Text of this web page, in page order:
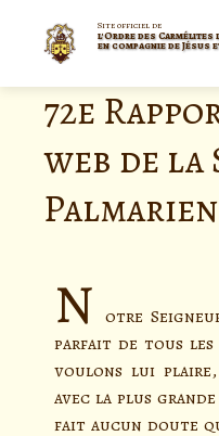
Site officiel de
l'Ordre des Carmélites
en compagnie de Jésus
72e
web de la
N otre
parfait de tous
voulons lui
avec la plus
fait aucun doute